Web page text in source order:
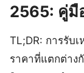
2565: คู่มื
TL;DR: การรับ
ราคาที่แตกต่าง